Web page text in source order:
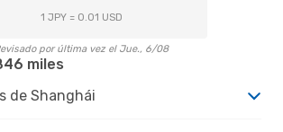
1 JPY = 0.01 USD
por última vez el Jue., 6/08
miles
de Shanghái